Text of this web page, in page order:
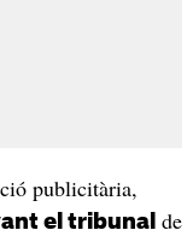
publicitària,
el tribunal de